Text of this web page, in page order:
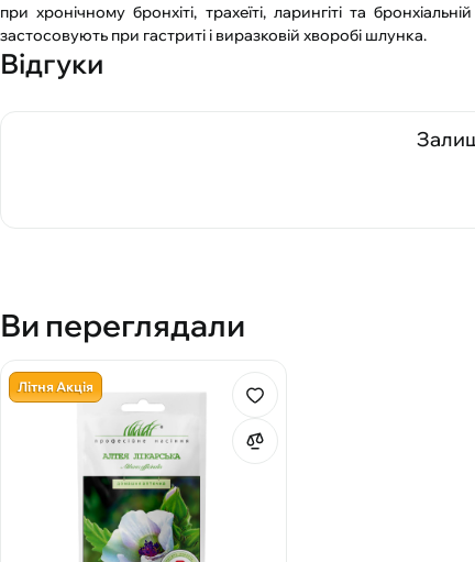
при хронічному бронхіті, трахеїті, ларингіті та
застосовують при гастриті і виразковій хворобі шлунка.
Відгуки
Ви переглядали
Літня Акція